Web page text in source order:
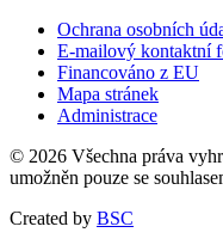
Ochrana osobních
E-mailový kontaktní
Financováno z EU
Mapa stránek
Administrace
© 2026 Všechna práva
umožněn pouze se
Created by BSC